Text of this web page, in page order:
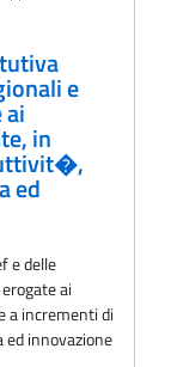
e
in
ed
e delle
ai
a incrementi di
innovazione